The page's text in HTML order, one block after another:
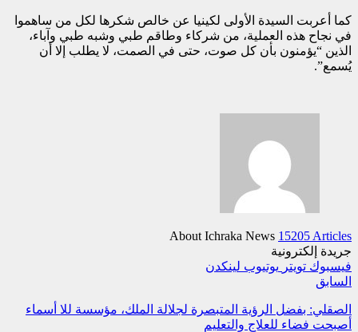
كما أعربت السيدة الأولى لكينيا عن خالص شكرها لكل من ساهموا
في نجاح هذه العملية، من شركاء وطاقم طبي وشبه طبي وآباء،
الذين “يؤمنون بأن كل صوت، حتى في الصمت، لا يطلب إلا أن
يُسمع”.
About Ichraka News 15205 Articles
جريدة إلكترونية
فيسبوك تويتر يوتيوب لينكدن
السابق
الصقلي: بفضل الرؤية المتبصرة لجلالة الملك، مؤسسة للا أسماء
أصبحت فضاء للعلاج والتعليم